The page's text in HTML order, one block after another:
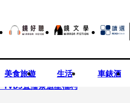
美食旅遊 生活 車錶酒
直播祭追星福利